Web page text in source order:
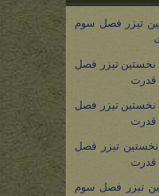
تیزر فصل سوم
تیزر فصل
قدرت
تیزر فصل
قدرت
تیزر فصل
قدرت
تیزر فصل سوم